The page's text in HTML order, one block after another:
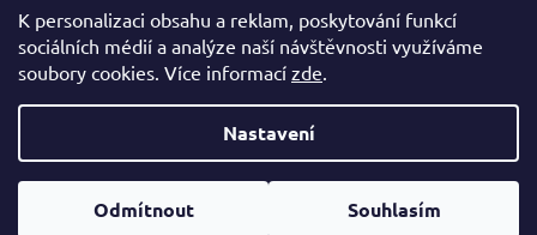
K personalizaci obsahu a reklam, poskytování funkcí
sociálních médií a analýze naší návštěvnosti využíváme
soubory cookies. Více informací zde.
Nastavení
Odmítnout Souhlasím
í
p
r
v
k
y
ý
Vytvořil Shoptet
Copyright 2026Rodinný eshop puzzleahry.cz. Všechna práva
vyhrazena.Upravit nastavení cookies